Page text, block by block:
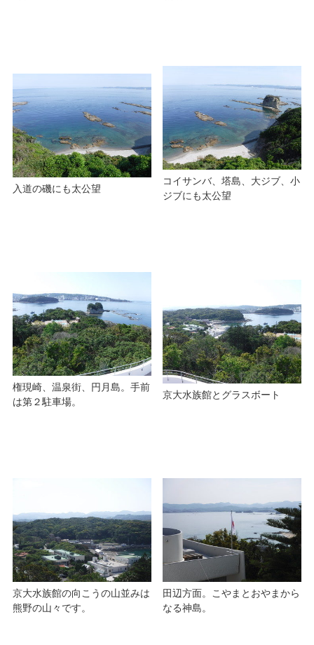
入道の磯にも太公望
コイサンバ、塔島、大ジブ、小
ジブにも太公望
権現崎、温泉街、円月島。手前
は第２駐車場。
京大水族館とグラスボート
京大水族館の向こうの山並みは
熊野の山々です。
田辺方面。こやまとおやまから
なる神島。